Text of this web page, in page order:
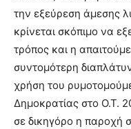
την εξεύρεση άμεσης
κρίνεται σκόπιμο να
τρόπος και η
συντομότερη
χρήση του
Δημοκρατίας στο Ο.Τ.
σε δικηγόρο η παροχή